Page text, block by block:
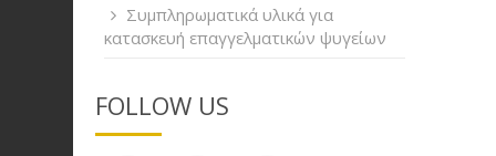
Συμπληρωματικά υλικά για
κατασκευή επαγγελματικών ψυγείων
FOLLOW US